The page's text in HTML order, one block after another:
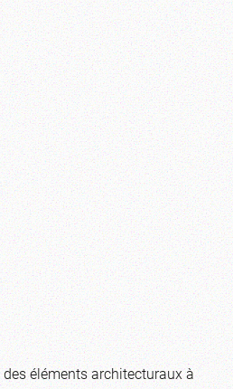
éléments architecturaux à